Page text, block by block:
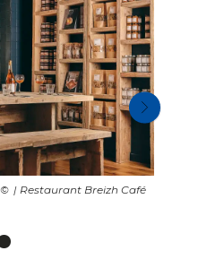
| Restaurant Breizh Café